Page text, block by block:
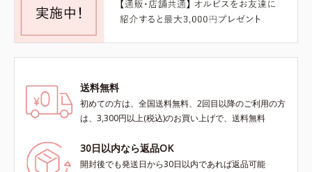
送料無料
初めての方は、全国送料無料、2回目以降のご利用の方
は、3,300円以上(税込)のお買い上げで、送料無料
30日以内なら返品OK
開封後でも発送日から30日以内であれば返品可能